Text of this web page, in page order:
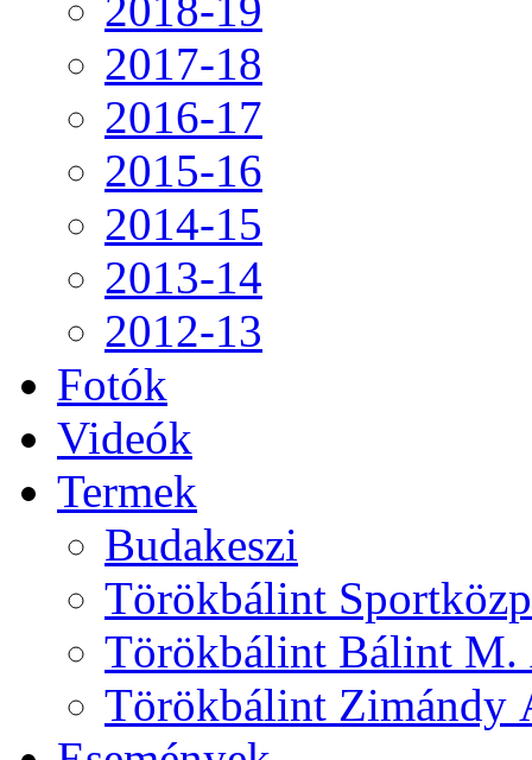
2017-18
2016-17
2015-16
2014-15
2013-14
2012-13
Fotók
Videók
Termek
Budakeszi
Törökbálint
Törökbálint Bálint
Törökbálint Zimándy